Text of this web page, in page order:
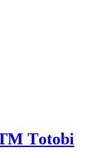
ТМ Тotobi